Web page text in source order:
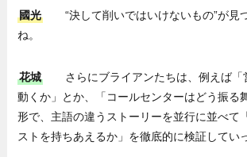
國光
“決して削いではいけないもの”が見
ね。
花城
さらにブライアンたちは、例えば「
動くか」とか、「コールセンターはどう振る
形で、主語の違うストーリーを並行に並べて
ストを持ちあえるか」を徹底的に検証してい